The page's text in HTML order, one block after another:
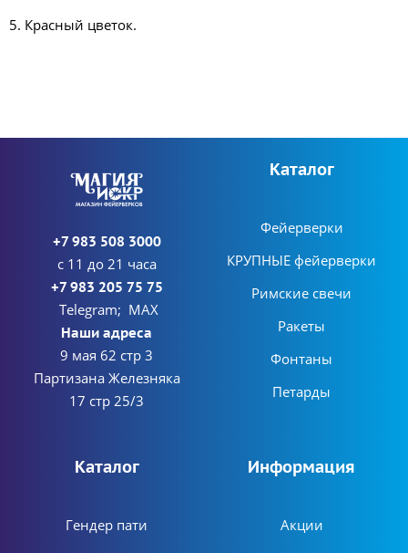
5. Красный цветок.
+7 983 508 3000
с 11 до 21 часа
+7 983 205 75 75
Telegram; MAX
Наши адреса
9 мая 62 стр 3
Партизана Железняка
17 стр 25/3
Каталог
Фейерверки
КРУПНЫЕ фейерверки
Римские свечи
Ракеты
Фонтаны
Петарды
Каталог
Гендер пати
Информация
Акции